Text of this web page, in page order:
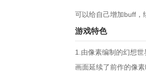
可以给自己增加buff，
游戏特色
1.由像素编制的幻想世
画面延续了前作的像